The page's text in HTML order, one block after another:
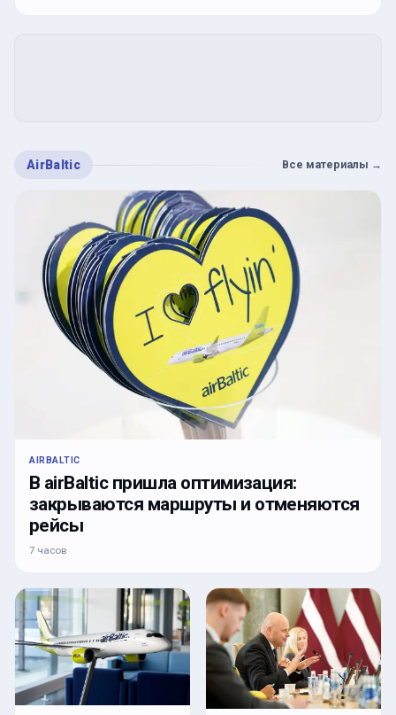
AirBaltic Все материалы →
AIRBALTIC
В airBaltic пришла оптимизация:
закрываются маршруты и отменяются
рейсы
7 часов